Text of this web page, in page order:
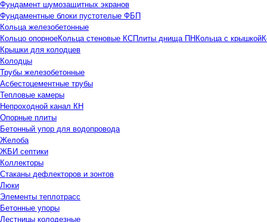
Фундамент шумозащитных экранов
Фундаментные блоки пустотелые ФБП
Кольца железобетонные
Кольцо опорноеКольца стеновые КСПлиты днища ПНКольца с крышкой
Крышки для колодцев
Колодцы
Трубы железобетонные
Асбестоцементные трубы
Тепловые камеры
Непроходной канал КН
Опорные плиты
Бетонный упор для водопровода
Желоба
ЖБИ септики
Коллекторы
Стаканы дефлекторов и зонтов
Люки
Элементы теплотрасс
Бетонные упоры
Лестницы колодезные